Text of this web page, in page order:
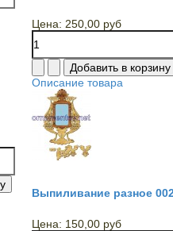
Цена: 250,00 руб
Описание товара
Выпиливание разное
Цена: 150,00 руб